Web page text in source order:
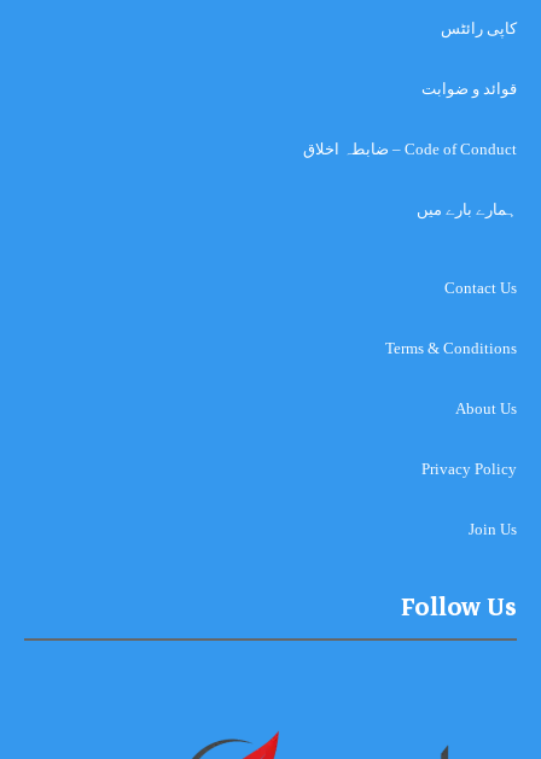
کاپی رائٹس
قوائد و ضوابت
Code of Conduct – ضابطہ اخلاق
ہمارے بارے میں
Contact Us
Terms & Conditions
About Us
Privacy Policy
Join Us
Follow Us